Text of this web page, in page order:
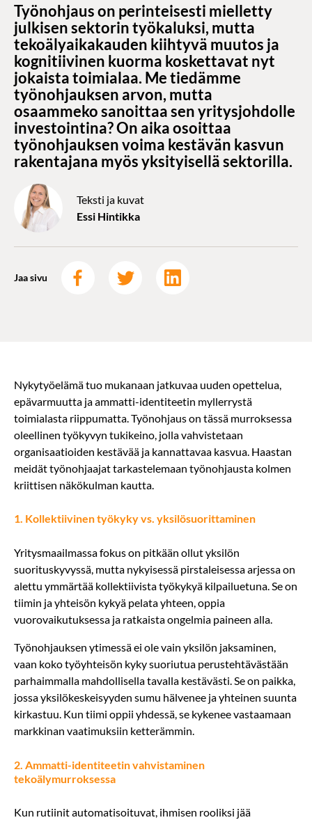
Työnohjaus on perinteisesti mielletty
julkisen sektorin työkaluksi, mutta
tekoälyaikakauden kiihtyvä muutos ja
kognitiivinen kuorma koskettavat nyt
jokaista toimialaa. Me tiedämme
työnohjauksen arvon, mutta
osaammeko sanoittaa sen yritysjohdolle
investointina? On aika osoittaa
työnohjauksen voima kestävän kasvun
rakentajana myös yksityisellä sektorilla.
Teksti ja kuvat
Essi Hintikka
Jaa sivu
Nykytyöelämä tuo mukanaan jatkuvaa uuden opettelua,
epävarmuutta ja ammatti-identiteetin myllerrystä
toimialasta riippumatta. Työnohjaus on tässä murroksessa
oleellinen työkyvyn tukikeino, jolla vahvistetaan
organisaatioiden kestävää ja kannattavaa kasvua. Haastan
meidät työnohjaajat tarkastelemaan työnohjausta kolmen
kriittisen näkökulman kautta.
1. Kollektiivinen työkyky vs. yksilösuorittaminen
Yritysmaailmassa fokus on pitkään ollut yksilön
suorituskyvyssä, mutta nykyisessä pirstaleisessa arjessa on
alettu ymmärtää kollektiivista työkykyä kilpailuetuna. Se on
tiimin ja yhteisön kykyä pelata yhteen, oppia
vuorovaikutuksessa ja ratkaista ongelmia paineen alla.
Työnohjauksen ytimessä ei ole vain yksilön jaksaminen,
vaan koko työyhteisön kyky suoriutua perustehtävästään
parhaimmalla mahdollisella tavalla kestävästi. Se on paikka,
jossa yksilökeskeisyyden sumu hälvenee ja yhteinen suunta
kirkastuu. Kun tiimi oppii yhdessä, se kykenee vastaamaan
markkinan vaatimuksiin ketterämmin.
2. Ammatti-identiteetin vahvistaminen
tekoälymurroksessa
Kun rutiinit automatisoituvat, ihmisen rooliksi jää